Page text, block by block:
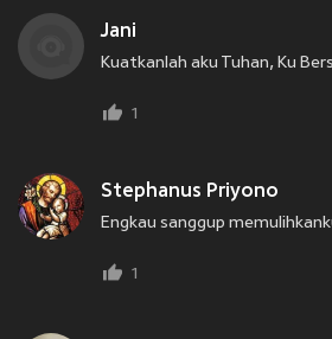
Jani
Kuatkanlah aku Tuhan, Ku
1
Stephanus Priyono
Engkau sanggup
1